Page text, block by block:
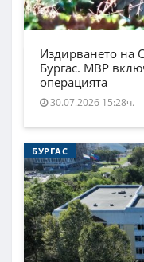
Издирването на
Бургас. МВР
операцията
30.07.2026 15:28ч.
БУРГАС